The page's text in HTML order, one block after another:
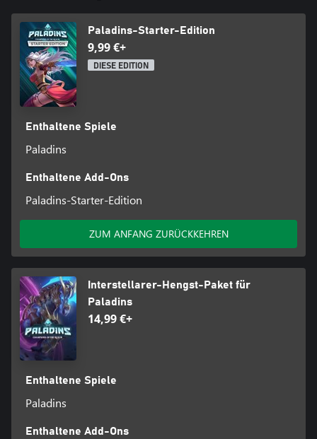
Paladins-Starter-Edition
9,99 €+
DIESE EDITION
Enthaltene Spiele
Paladins
Enthaltene Add-Ons
Paladins-Starter-Edition
ZUM ANFANG ZURÜCKKEHREN
Interstellarer-Hengst-Paket für
Paladins
14,99 €+
Enthaltene Spiele
Paladins
Enthaltene Add-Ons